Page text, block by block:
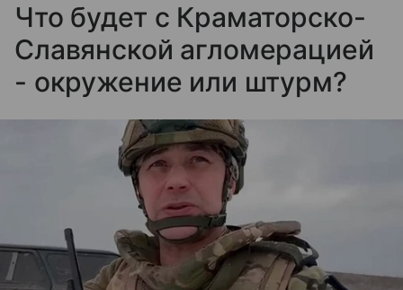
Что будет с Краматорско-
Славянской агломерацией
- окружение или штурм?